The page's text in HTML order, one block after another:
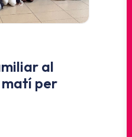
al
matí per